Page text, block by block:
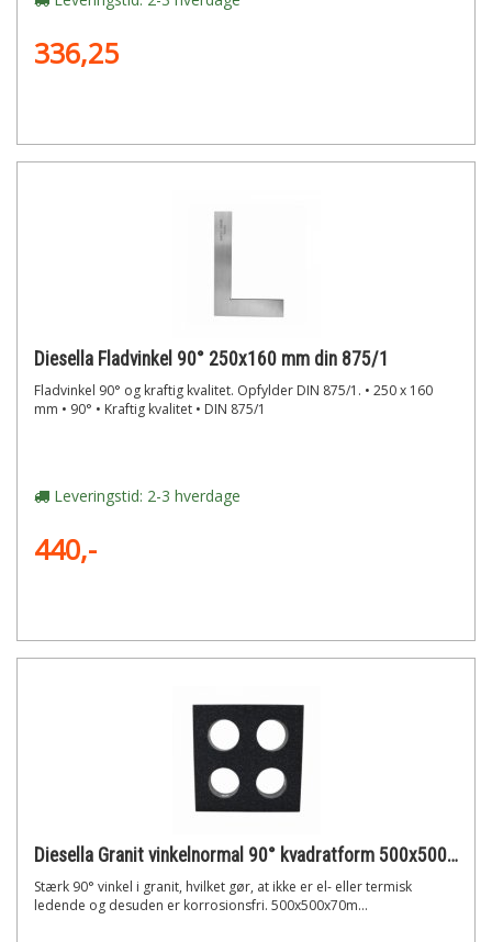
336,25
Diesella Fladvinkel 90° 250x160 mm din 875/1
Fladvinkel 90° og kraftig kvalitet. Opfylder DIN 875/1. • 250 x 160
mm • 90° • Kraftig kvalitet • DIN 875/1
Leveringstid: 2-3 hverdage
440,-
Diesella Granit vinkelnormal 90° kvadratform 500x500x70 mm din 875 - din 876/0
Stærk 90° vinkel i granit, hvilket gør, at ikke er el- eller termisk
ledende og desuden er korrosionsfri. 500x500x70m...